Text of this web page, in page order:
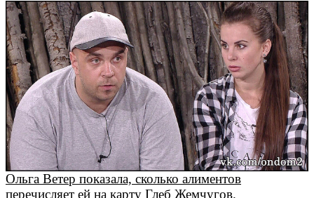
Ольга Ветер показала, сколько алиментов
перечисляет ей на карту Глеб Жемчугов.